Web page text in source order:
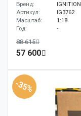
Бренд:
IGNITION
Артикул:
IG3762
Масштаб:
1:18
Год:
-
88 615
57 600
-35%